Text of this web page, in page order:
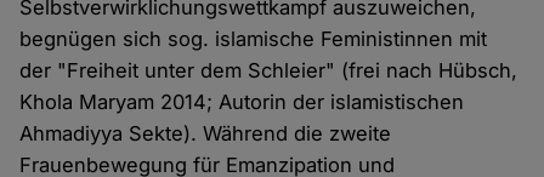
Selbstverwirklichungswettkampf auszuweichen,
begnügen sich sog. islamische Feministinnen mit
der "Freiheit unter dem Schleier" (frei nach Hübsch,
Khola Maryam 2014; Autorin der islamistischen
Ahmadiyya Sekte). Während die zweite
Frauenbewegung für Emanzipation und